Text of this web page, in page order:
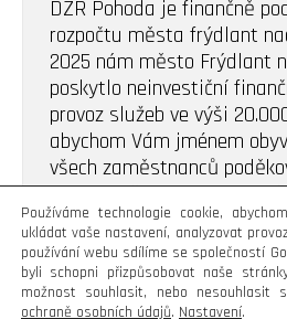
DZR Pohoda je finančně
rozpočtu města frýdlant
2025 nám město Frýdlant
poskytlo neinvestiční
provoz služeb ve výši
abychom Vám jménem
všech zaměstnanců
empatii při posuzování
dofinancování…
Používáme technologie cookie,
ukládat vaše nastavení, analyzovat
používání webu sdílíme se společností
byli schopni přizpůsobovat naše
možnost souhlasit, nebo nesouhlasit
ochraně osobních údajů. Nastavení.